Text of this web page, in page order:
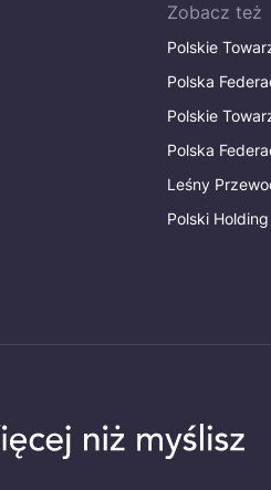
Zobacz też
Polskie
Polska
Polskie
Polska
Leśny
Polski